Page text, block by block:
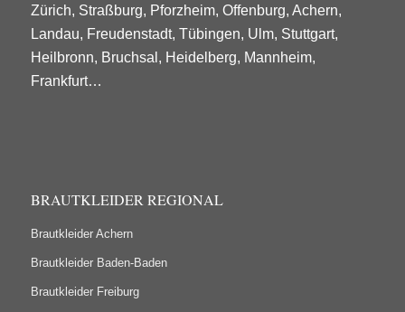
Zürich, Straßburg, Pforzheim, Offenburg, Achern,
Landau, Freudenstadt, Tübingen, Ulm, Stuttgart,
Heilbronn, Bruchsal, Heidelberg, Mannheim,
Frankfurt…
BRAUTKLEIDER REGIONAL
Brautkleider Achern
Brautkleider Baden-Baden
Brautkleider Freiburg